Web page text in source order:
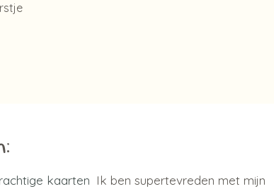
kaarten Ik ben supertevreden met mijn